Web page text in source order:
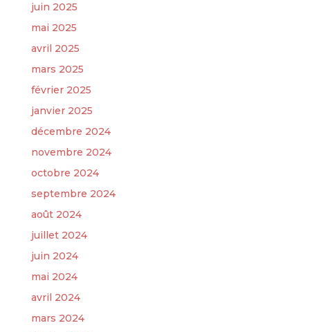
juin 2025
mai 2025
avril 2025
mars 2025
février 2025
janvier 2025
décembre 2024
novembre 2024
octobre 2024
septembre 2024
août 2024
juillet 2024
juin 2024
mai 2024
avril 2024
mars 2024